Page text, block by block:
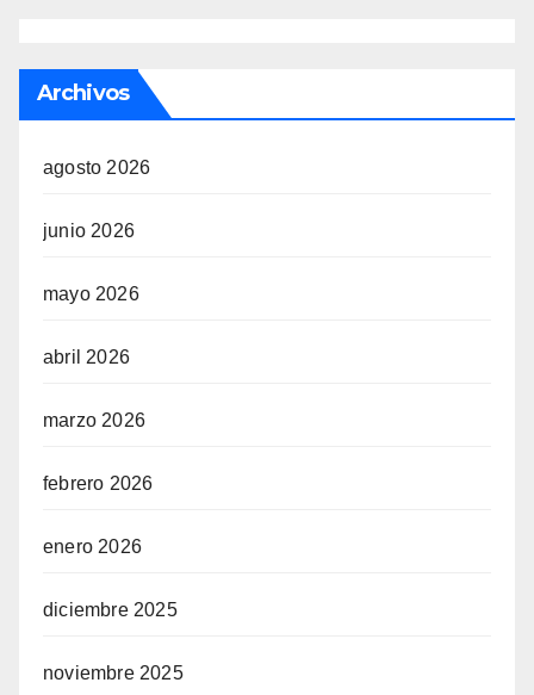
Archivos
agosto 2026
junio 2026
mayo 2026
abril 2026
marzo 2026
febrero 2026
enero 2026
diciembre 2025
noviembre 2025